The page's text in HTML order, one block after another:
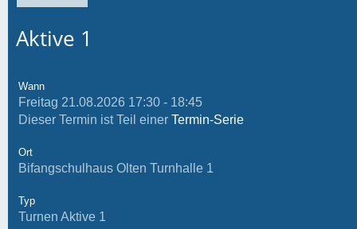
Aktive 1
Wann
Freitag 21.08.2026 17:30 - 18:45
Dieser Termin ist Teil einer Termin-Serie
Ort
Bifangschulhaus Olten Turnhalle 1
Typ
Turnen Aktive 1